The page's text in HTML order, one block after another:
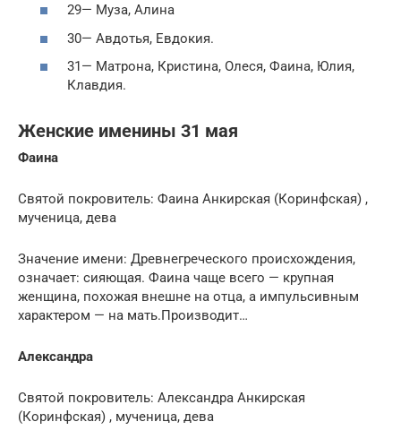
29— Муза, Алина
30— Авдотья, Евдокия.
31— Матрона, Кристина, Олеся, Фаина, Юлия,
Клавдия.
Женские именины 31 мая
Фаина
Святой покровитель: Фаина Анкирская (Коринфская) ,
мученица, дева
Значение имени: Древнегреческого происхождения,
означает: сияющая. Фаина чаще всего — крупная
женщина, похожая внешне на отца, а импульсивным
характером — на мать.Производит…
Александра
Святой покровитель: Александра Анкирская
(Коринфская) , мученица, дева